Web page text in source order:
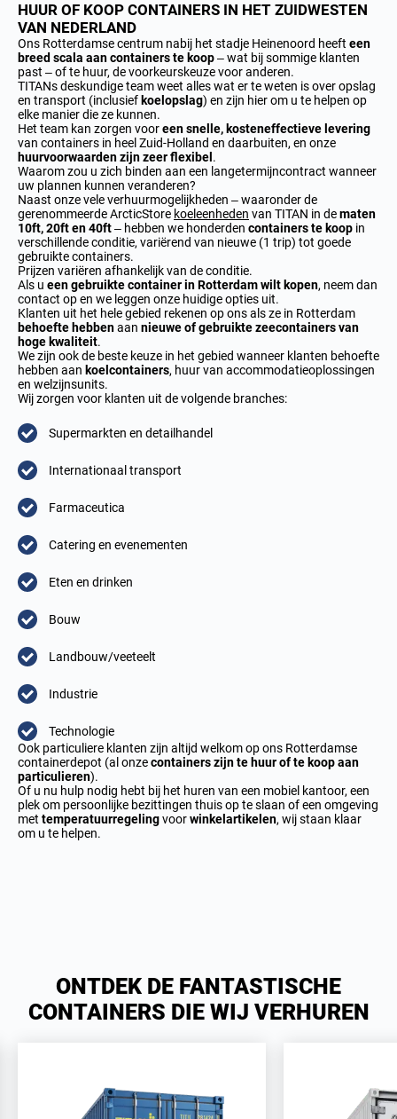
HUUR OF KOOP CONTAINERS IN HET ZUIDWESTEN
VAN NEDERLAND
Ons Rotterdamse centrum nabij het stadje Heinenoord heeft een
breed scala aan containers te koop– wat bij sommige klanten
past – of te huur, de voorkeurskeuze voor anderen.
TITANs deskundige team weet alles wat er te weten is over opslag
en transport (inclusief koelopslag) en zijn hier om u te helpen op
elke manier die ze kunnen.
Het team kan zorgen vooreen snelle, kosteneffectieve levering
van containers in heel Zuid-Holland en daarbuiten, en onze
huurvoorwaarden zijn zeer flexibel .
Waarom zou u zich binden aan een langetermijncontract wanneer
uw plannen kunnen veranderen?
Naast onze vele verhuurmogelijkheden – waaronder de
gerenommeerde ArcticStore koeleenheden van TITAN in dematen
10ft, 20ft en 40ft– hebben we honderden containerste koop in
verschillende conditie, variërend van nieuwe (1 trip) tot goede
gebruikte containers.
Prijzen variëren afhankelijk van de conditie.
Als u een gebruikte container in Rotterdam wilt kopen, neem dan
contact op en we leggen onze huidige opties uit.
Klanten uit het hele gebied rekenen op ons als ze in Rotterdam
behoefte hebbenaan nieuwe of gebruikte zeecontainers van
hoge kwaliteit.
We zijn ook de beste keuze in het gebied wanneer klanten behoefte
hebben aan koelcontainers, huur van accommodatieoplossingen
en welzijnsunits.
Wij zorgen voor klanten uit de volgende branches:
Supermarkten en detailhandel
Internationaal transport
Farmaceutica
Catering en evenementen
Eten en drinken
Bouw
Landbouw/veeteelt
Industrie
Technologie
Ook particuliere klanten zijn altijd welkom op ons Rotterdamse
containerdepot (al onzecontainers zijn te huur of te koop aan
particulieren).
Of u nu hulp nodig hebt bij het huren van een mobiel kantoor, een
plek om persoonlijke bezittingen thuis op te slaan of een omgeving
met temperatuurregelingvoorwinkelartikelen, wij staan klaar
om u te helpen.
ONTDEK DE FANTASTISCHE
CONTAINERS DIE WIJ VERHUREN